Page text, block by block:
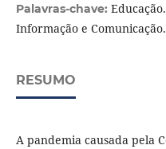
Palavras-chave:
Informação e Comunicação.
RESUMO
A pandemia causada pela